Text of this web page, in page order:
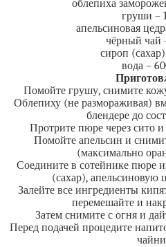
облепиха
груши –
апельсиновая
чёрный чай
сироп
вода –
Помойте грушу, снимите
Облепиху (не размораживая)
блендере до
Протрите пюре через сито
Помойте апельсин и
(максимально
Соедините в сотейнике пюре
(сахар), апельсиновую
Залейте все ингредиенты
перемешайте и
Затем снимите с огня и
Перед подачей процедите